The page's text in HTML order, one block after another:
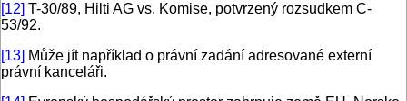
[12] T-30/89, Hilti AG vs. Komise, potvrzený rozsudkem C-
53/92.
[13] Může jít například o právní zadání adresované externí
právní kanceláři.